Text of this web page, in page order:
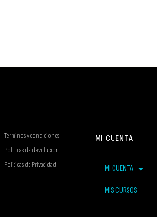
Terminos y condiciones
Politicas de devolucion
Politicas de Privacidad
MI CUENTA
MI CUENTA
MIS CURSOS